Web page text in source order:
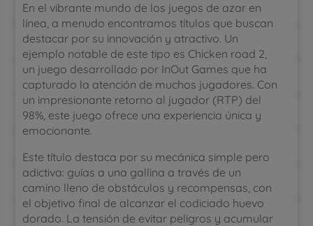
En el vibrante mundo de los juegos de azar en
línea, a menudo encontramos títulos que buscan
destacar por su innovación y atractivo. Un
ejemplo notable de este tipo es Chicken road 2,
un juego desarrollado por InOut Games que ha
capturado la atención de muchos jugadores. Con
un impresionante retorno al jugador (RTP) del
98%, este juego ofrece una experiencia única y
emocionante.
Este título destaca por su mecánica simple pero
adictiva: guías a una gallina a través de un
camino lleno de obstáculos y recompensas, con
el objetivo final de alcanzar el codiciado huevo
dorado. La tensión de evitar peligros y acumular